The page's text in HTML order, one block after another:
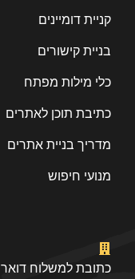
קניית דומיינים
בניית קישורים
כלי מילות מפתח
כתיבת תוכן לאתרים
מדריך בניית אתרים
מנועי חיפוש
כתובת למשלוח דואר